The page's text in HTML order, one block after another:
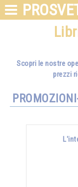
Scopri le nostre
prezzi